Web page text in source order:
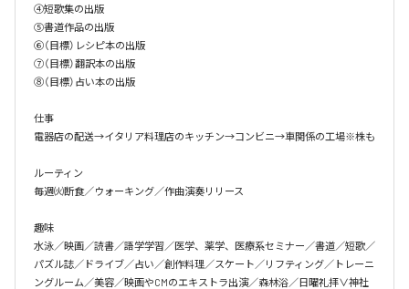
④短歌集の出版
⑤書道作品の出版
⑥（目標）レシピ本の出版
⑦（目標）翻訳本の出版
⑧（目標）占い本の出版
仕事
電器店の配送→イタリア料理店のキッチン→コンビニ→車関係の工場※株も
ルーティン
毎週㈫断食／ウォーキング／作曲演奏リリース
趣味
水泳／映画／読書／語学学習／医学、薬学、医療系セミナー／書道／短歌／
パズル誌／ドライブ／占い／創作料理／スケート／リフティング／トレーニ
ングルーム／美容／映画やCMのエキストラ出演／森林浴／日曜礼拝∨神社